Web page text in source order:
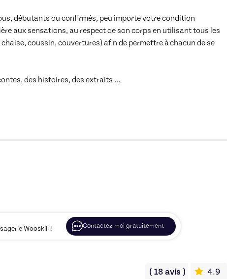
débutants ou confirmés, peu importe votre condition
aux sensations, au respect de son corps en utilisant tous les
coussin, couvertures) afin de permettre à chacun de se
des histoires, des extraits ...
Wooskill !
Contactez-moi gratuitement
( 18 avis ) 4.9